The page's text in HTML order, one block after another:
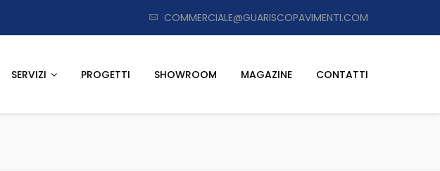
COMMERCIALE@GUARISCOPAVIMENTI.COM
SERVIZI PROGETTI SHOWROOM MAGAZINE CONTATTI